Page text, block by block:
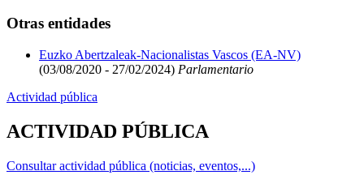
Otras entidades
Euzko Abertzaleak-Nacionalistas Vascos (EA-NV)
(03/08/2020 - 27/02/2024) Parlamentario
Actividad pública
ACTIVIDAD PÚBLICA
Consultar actividad pública (noticias, eventos,...)